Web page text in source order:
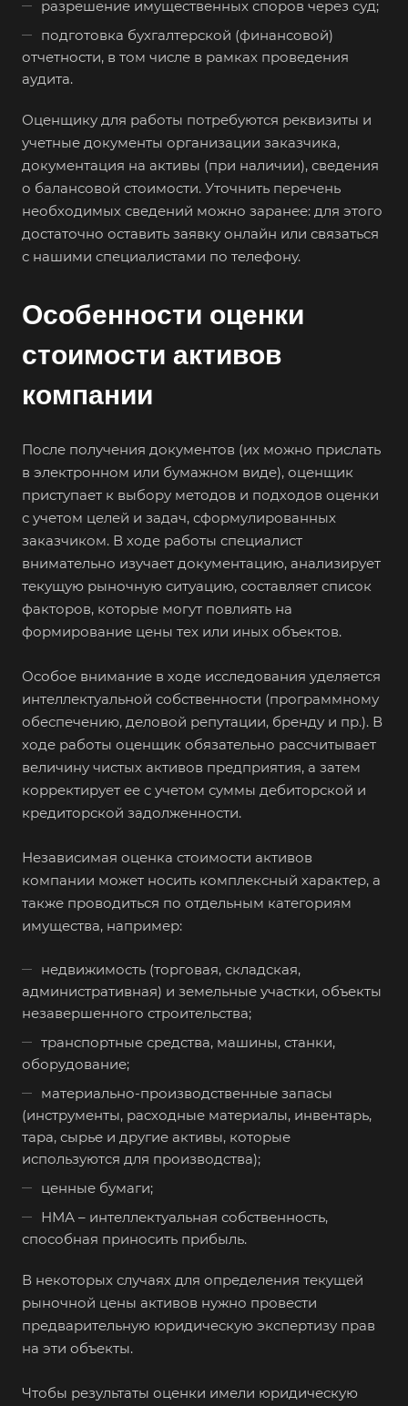
разрешение имущественных споров через суд;
подготовка бухгалтерской (финансовой)
отчетности, в том числе в рамках проведения
аудита.
Оценщику для работы потребуются реквизиты и
учетные документы организации заказчика,
документация на активы (при наличии), сведения
о балансовой стоимости. Уточнить перечень
необходимых сведений можно заранее: для этого
достаточно оставить заявку онлайн или связаться
с нашими специалистами по телефону.
Особенности оценки
стоимости активов
компании
После получения документов (их можно прислать
в электронном или бумажном виде), оценщик
приступает к выбору методов и подходов оценки
с учетом целей и задач, сформулированных
заказчиком. В ходе работы специалист
внимательно изучает документацию, анализирует
текущую рыночную ситуацию, составляет список
факторов, которые могут повлиять на
формирование цены тех или иных объектов.
Особое внимание в ходе исследования уделяется
интеллектуальной собственности (программному
обеспечению, деловой репутации, бренду и пр.). В
ходе работы оценщик обязательно рассчитывает
величину чистых активов предприятия, а затем
корректирует ее с учетом суммы дебиторской и
кредиторской задолженности.
Независимая оценка стоимости активов
компании может носить комплексный характер, а
также проводиться по отдельным категориям
имущества, например:
недвижимость (торговая, складская,
административная) и земельные участки, объекты
незавершенного строительства;
транспортные средства, машины, станки,
оборудование;
материально-производственные запасы
(инструменты, расходные материалы, инвентарь,
тара, сырье и другие активы, которые
используются для производства);
ценные бумаги;
НМА – интеллектуальная собственность,
способная приносить прибыль.
В некоторых случаях для определения текущей
рыночной цены активов нужно провести
предварительную юридическую экспертизу прав
на эти объекты.
Чтобы результаты оценки имели юридическую
Бийск
Биробиджан
Бирск
Бирюч
Благовещенск
Благодарный
Богородицк
Боготол
Бор
Борзя
Боровичи
Брянск
Бугульма
Бузулук
Буй
Буйнакск
Бутурлиновка
Валдай
Валуйки
Великие Луки
Великий Новгород
Великий Устюг
Верхний Уфалей
Верхняя Пышма
Видное
Владивосток
Владикавказ
Владимир
Волгоград
Волгодонск
Волжск
Волжский
Вологда
Волоколамск
Волосово
Волхов
Вольск
Воронеж